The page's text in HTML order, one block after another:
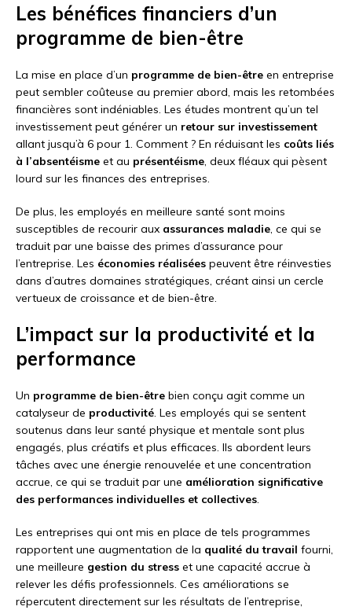
Les bénéfices financiers d’un
programme de bien-être
La mise en place d’un programme de bien-être en entreprise
peut sembler coûteuse au premier abord, mais les retombées
financières sont indéniables. Les études montrent qu’un tel
investissement peut générer un retour sur investissement
allant jusqu’à 6 pour 1. Comment ? En réduisant les coûts liés
à l’absentéisme et au présentéisme, deux fléaux qui pèsent
lourd sur les finances des entreprises.
De plus, les employés en meilleure santé sont moins
susceptibles de recourir aux assurances maladie, ce qui se
traduit par une baisse des primes d’assurance pour
l’entreprise. Les économies réalisées peuvent être réinvesties
dans d’autres domaines stratégiques, créant ainsi un cercle
vertueux de croissance et de bien-être.
L’impact sur la productivité et la
performance
Un programme de bien-être bien conçu agit comme un
catalyseur de productivité. Les employés qui se sentent
soutenus dans leur santé physique et mentale sont plus
engagés, plus créatifs et plus efficaces. Ils abordent leurs
tâches avec une énergie renouvelée et une concentration
accrue, ce qui se traduit par une amélioration significative
des performances individuelles et collectives.
Les entreprises qui ont mis en place de tels programmes
rapportent une augmentation de la qualité du travail fourni,
une meilleure gestion du stress et une capacité accrue à
relever les défis professionnels. Ces améliorations se
répercutent directement sur les résultats de l’entreprise,